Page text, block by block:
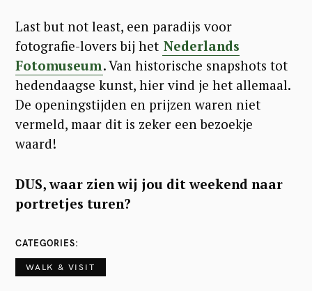
Last but not least, een paradijs voor
fotografie-lovers bij het Nederlands
Fotomuseum. Van historische snapshots tot
hedendaagse kunst, hier vind je het allemaal.
De openingstijden en prijzen waren niet
vermeld, maar dit is zeker een bezoekje
waard!
DUS, waar zien wij jou dit weekend naar
portretjes turen?
CATEGORIES
WALK & VISIT